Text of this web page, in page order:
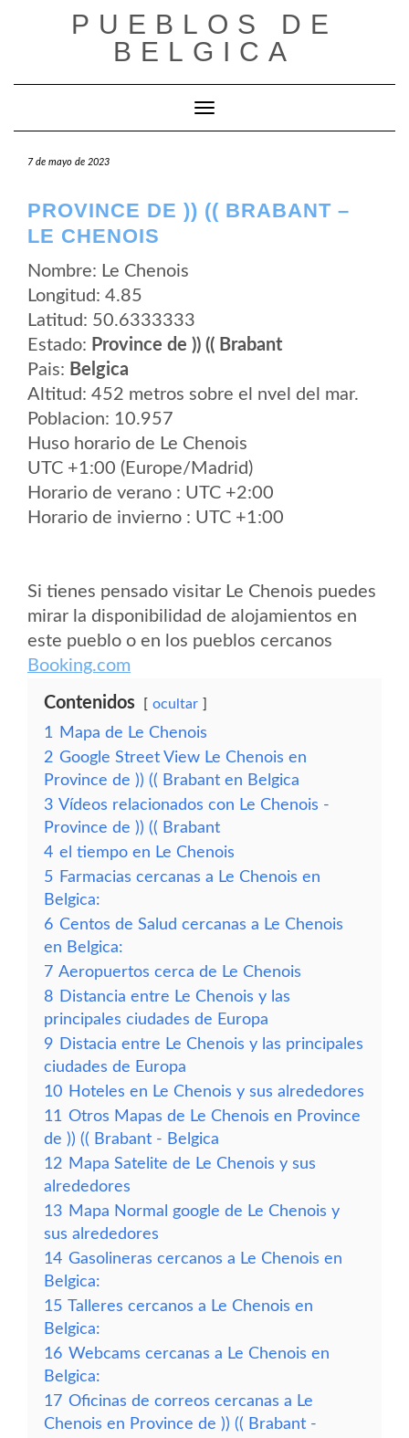
PUEBLOS DE
BELGICA
Cambiar modo de navegación
7 de mayo de 2023
PROVINCE DE )) (( BRABANT –
LE CHENOIS
Nombre: Le Chenois
Longitud: 4.85
Latitud: 50.6333333
Estado: Province de )) (( Brabant
Pais: Belgica
Altitud: 452 metros sobre el nvel del mar.
Poblacion: 10.957
Huso horario de Le Chenois
UTC +1:00 (Europe/Madrid)
Horario de verano : UTC +2:00
Horario de invierno : UTC +1:00
Si tienes pensado visitar Le Chenois puedes
mirar la disponibilidad de alojamientos en
este pueblo o en los pueblos cercanos
Booking.com
Contenidos ocultar
1
Mapa de Le Chenois
2 Google Street View Le Chenois en
Province de )) (( Brabant en Belgica
3 Vídeos relacionados con Le Chenois -
Province de )) (( Brabant
4 el tiempo en Le Chenois
5 Farmacias cercanas a Le Chenois en
Belgica:
6 Centos de Salud cercanas a Le Chenois
en Belgica:
7 Aeropuertos cerca de Le Chenois
8 Distancia entre Le Chenois y las
principales ciudades de Europa
9 Distacia entre Le Chenois y las principales
ciudades de Europa
10 Hoteles en Le Chenois y sus alrededores
11 Otros Mapas de Le Chenois en Province
de )) (( Brabant - Belgica
12 Mapa Satelite de Le Chenois y sus
alrededores
13 Mapa Normal google de Le Chenois y
sus alrededores
14 Gasolineras cercanos a Le Chenois en
Belgica:
15 Talleres cercanos a Le Chenois en
Belgica:
16 Webcams cercanas a Le Chenois en
Belgica:
17 Oficinas de correos cercanas a Le
Chenois en Province de )) (( Brabant -